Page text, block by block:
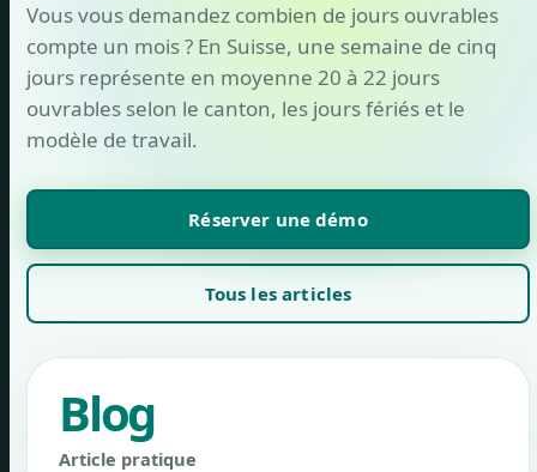
Vous vous demandez combien de jours ouvrables
compte un mois ? En Suisse, une semaine de cinq
jours représente en moyenne 20 à 22 jours
ouvrables selon le canton, les jours fériés et le
modèle de travail.
Réserver une démo
Tous les articles
Blog
Article pratique